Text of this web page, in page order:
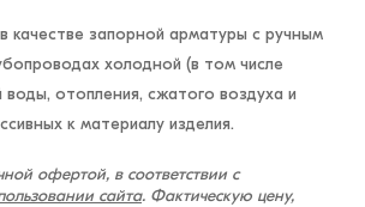
качестве запорной арматуры с ручным
холодной (в том числе
воды, отопления, сжатого воздуха и
к материалу изделия.
офертой, в соответствии с
сайта. Фактическую цену,